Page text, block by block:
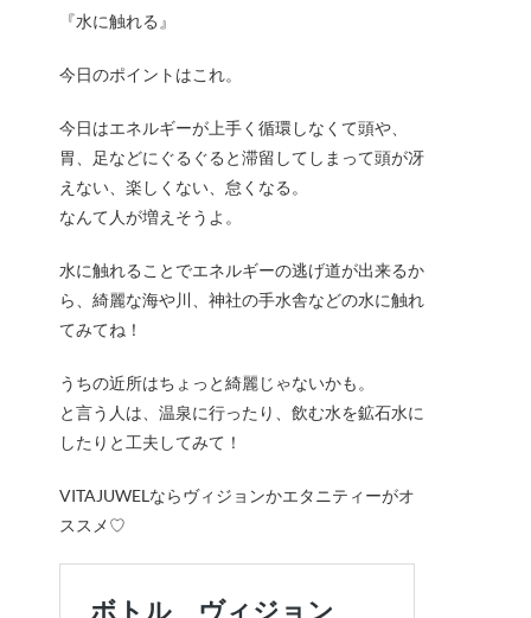
『水に触れる』
今日のポイントはこれ。
今日はエネルギーが上手く循環しなくて頭や、
胃、足などにぐるぐると滞留してしまって頭が冴
えない、楽しくない、怠くなる。
なんて人が増えそうよ。
水に触れることでエネルギーの逃げ道が出来るか
ら、綺麗な海や川、神社の手水舎などの水に触れ
てみてね！
うちの近所はちょっと綺麗じゃないかも。
と言う人は、温泉に行ったり、飲む水を鉱石水に
したりと工夫してみて！
VITAJUWELならヴィジョンかエタニティーがオ
ススメ♡